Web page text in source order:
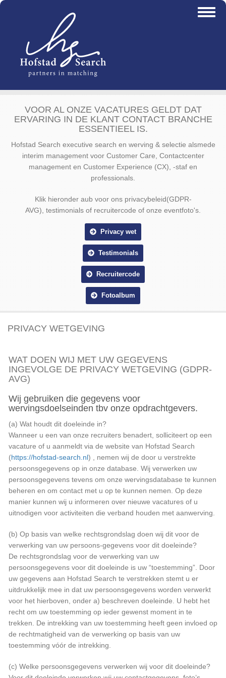
Overslaan
VOOR AL ONZE VACATURES GELDT DAT
ERVARING IN DE KLANT CONTACT BRANCHE
ESSENTIEEL IS.
Hofstad Search executive search en werving & selectie alsmede
interim management voor Customer Care, Contactcenter
management en Customer Experience (CX), -staf en
professionals.
Klik hieronder aub voor ons privacybeleid(GDPR-
AVG), testimonials of recruitercode of onze eventfoto's.
Privacy wet
Testimonials
Recruitercode
Fotoalbum
PRIVACY WETGEVING
WAT DOEN WIJ MET UW GEGEVENS
INGEVOLGE DE PRIVACY WETGEVING (GDPR-
AVG)
Wij gebruiken die gegevens voor
wervingsdoelseinden tbv onze opdrachtgevers.
(a) Wat houdt dit doeleinde in?
Wanneer u een van onze recruiters benadert, solliciteert op een
vacature of u aanmeldt via de website van Hofstad Search
(https://hofstad-search.nl) , nemen wij de door u verstrekte
persoonsgegevens op in onze database. Wij verwerken uw
persoonsgegevens tevens om onze wervingsdatabase te kunnen
beheren en om contact met u op te kunnen nemen. Op deze
manier kunnen wij u informeren over nieuwe vacatures of u
uitnodigen voor activiteiten die verband houden met aanwerving.
(b) Op basis van welke rechtsgrondslag doen wij dit voor de
verwerking van uw persoons-gegevens voor dit doeleinde?
De rechtsgrondslag voor de verwerking van uw
persoonsgegevens voor dit doeleinde is uw “toestemming”. Door
uw gegevens aan Hofstad Search te verstrekken stemt u er
uitdrukkelijk mee in dat uw persoonsgegevens worden verwerkt
voor het hierboven, onder a) beschreven doeleinde. U hebt het
recht om uw toestemming op ieder gewenst moment in te
trekken. De intrekking van uw toestemming heeft geen invloed op
de rechtmatigheid van de verwerking op basis van uw
toestemming vóór de intrekking.
(c) Welke persoonsgegevens verwerken wij voor dit doeleinde?